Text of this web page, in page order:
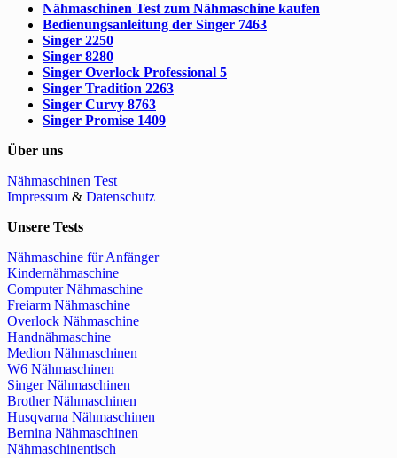
Nähmaschinen Test zum Nähmaschine kaufen
Bedienungsanleitung der Singer 7463
Singer 2250
Singer 8280
Singer Overlock Professional 5
Singer Tradition 2263
Singer Curvy 8763
Singer Promise 1409
Über uns
Nähmaschinen Test
Impressum & Datenschutz
Unsere Tests
Nähmaschine für Anfänger
Kindernähmaschine
Computer Nähmaschine
Freiarm Nähmaschine
Overlock Nähmaschine
Handnähmaschine
Medion Nähmaschinen
W6 Nähmaschinen
Singer Nähmaschinen
Brother Nähmaschinen
Husqvarna Nähmaschinen
Bernina Nähmaschinen
Nähmaschinentisch